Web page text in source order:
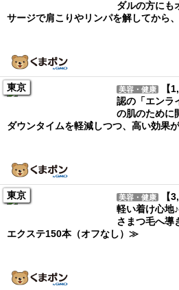
ダルの方にも
サージで肩こりやリンパを解してから
東京
美容・健康
【
認の「エンラ
の肌のために
ダウンタイムを軽減しつつ、高い効果
東京
美容・健康
【
軽い着け心地
さまつ毛へ
エクステ150本（オフなし）≫